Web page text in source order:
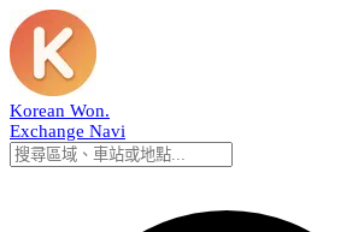
Korean Won.
Exchange Navi